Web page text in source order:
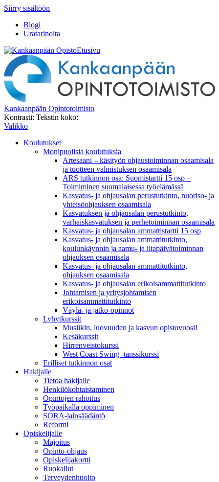
Siirry sisältöön
Blogi
Uratarinoita
Etusivu
Kankaanpään Opintotoimisto
Kontrasti: Tekstin koko:
Valikko
Koulutukset
Monipuolisia koulutuksia
Artesaani – käsityön ohjaustoiminnan osaamisala
ja tuotteen valmistuksen osaamisala
ARS tutkinnon osa: Suomistartti 15 osp –
Toimiminen suomalaisessa työelämässä
Kasvatus- ja ohjausalan perustutkinto, nuoriso- ja
yhteisöohjauksen osaamisala
Kasvatuksen ja ohjausalan perustutkinto,
varhaiskasvatuksen ja perhetoiminnan osaamisala
Kasvatus- ja ohjausalan ammattistartti 15 osp
Kasvatus- ja ohjausalan ammattitutkinto,
koulunkäynnin ja aamu- ja iltapäivätoiminnan
ohjauksen osaamisala
Kasvatus- ja ohjausalan ammattitutkinto,
ohjauksen osaamisala
Kasvatus- ja ohjausalan erikoisammattitutkinto
Johtamisen ja yritysjohtamisen
erikoisammattitutkinto
Väylä- ja jatko-opinnot
Lyhytkurssit
Musiikin, luovuuden ja kasvun opistovuosi!
Kesäkurssit
Hirrenveistokurssi
West Coast Swing -tanssikurssi
Erilliset tutkinnon osat
Hakijalle
Tietoa hakijalle
Henkilökohtaistaminen
Opintojen rahoitus
Työpaikalla oppiminen
SORA-lainsäädäntö
Reformi
Opiskelijalle
Majoitus
Opinto-ohjaus
Opiskelijakortti
Ruokailut
Terveydenhuolto